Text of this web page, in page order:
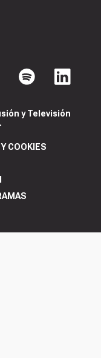
y Televisión
COOKIES